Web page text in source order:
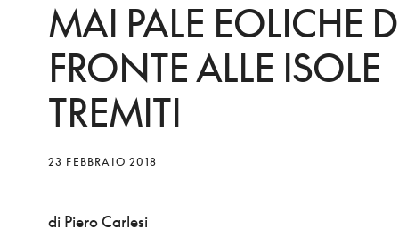
MAI PALE EOLICHE
FRONTE ALLE ISOLE
TREMITI
23 FEBBRAIO 2018
di Piero Carlesi